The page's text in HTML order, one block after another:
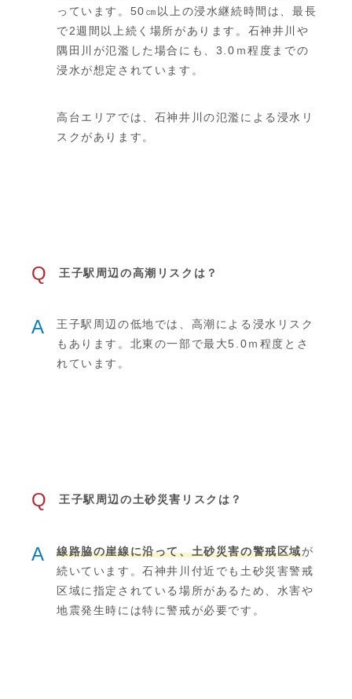
っています。50㎝以上の浸水継続時間は、最長
で2週間以上続く場所があります。石神井川や
隅田川が氾濫した場合にも、3.0ｍ程度までの
浸水が想定されています。
高台エリアでは、石神井川の氾濫による浸水リ
スクがあります。
Q 王子駅周辺の高潮リスクは？
A
王子駅周辺の低地では、高潮による浸水リスク
もあります。北東の一部で最大5.0ｍ程度とさ
れています。
Q 王子駅周辺の土砂災害リスクは？
A 線路脇の崖線に沿って、土砂災害の警戒区域が
続いています。石神井川付近でも土砂災害警戒
区域に指定されている場所があるため、水害や
地震発生時には特に警戒が必要です。